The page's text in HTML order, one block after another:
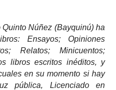
Quinto Núñez (Bayquinú) ha
Ensayos; Opiniones
Relatos; Minicuentos;
libros escritos inéditos, y
en su momento si hay
pública, Licenciado en